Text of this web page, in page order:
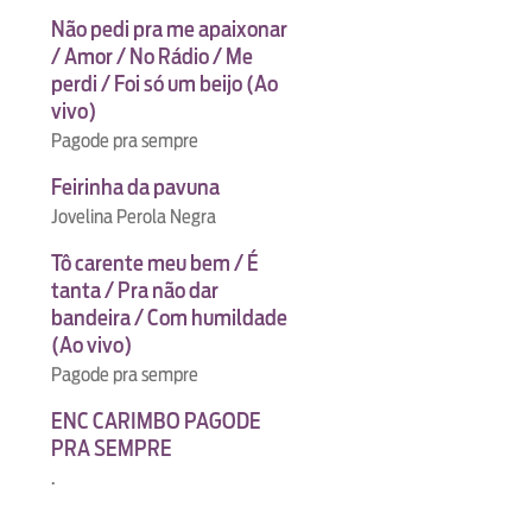
Não pedi pra me apaixonar
/ Amor / No Rádio / Me
perdi / Foi só um beijo (Ao
vivo)
Pagode pra sempre
Feirinha da pavuna
Jovelina Perola Negra
Tô carente meu bem / É
tanta / Pra não dar
bandeira / Com humildade
(Ao vivo)
Pagode pra sempre
ENC CARIMBO PAGODE
PRA SEMPRE
.